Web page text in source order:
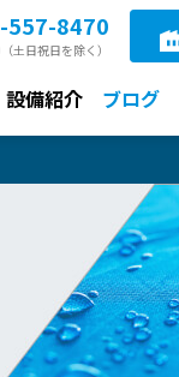
設備紹介 ブログ
557-8470
土日祝日を除く）